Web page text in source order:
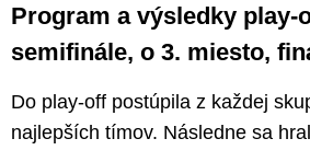
Program a výsledky
semifinále, o 3. miesto,
Do play-off postúpila z každej
najlepších tímov. Následne sa